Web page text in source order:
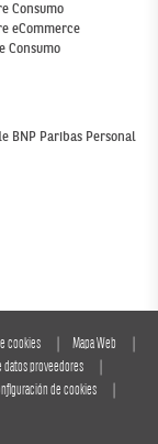
Consumo
eCommerce
Consumo
BNP Paribas Personal
cookies
Mapa Web
proveedores
de cookies